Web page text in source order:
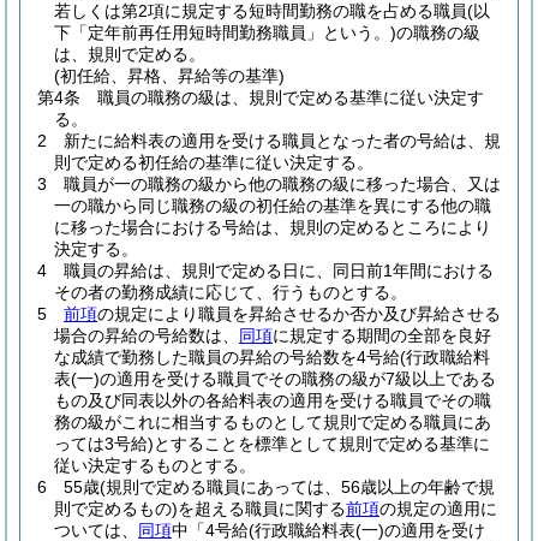
若しくは第2項に規定する短時間勤務の職を占める職員(以
下「定年前再任用短時間勤務職員」という。)の職務の級
は、規則で定める。
(初任給、昇格、昇給等の基準)
第4条
職員の職務の級は、規則で定める基準に従い決定す
る。
2
新たに給料表の適用を受ける職員となった者の号給は、規
則で定める初任給の基準に従い決定する。
3
職員が一の職務の級から他の職務の級に移った場合、又は
一の職から同じ職務の級の初任給の基準を異にする他の職
に移った場合における号給は、規則の定めるところにより
決定する。
4
職員の昇給は、規則で定める日に、同日前1年間における
その者の勤務成績に応じて、行うものとする。
5
前項の規定により職員を昇給させるか否か及び昇給させる
場合の昇給の号給数は、 同項に規定する期間の全部を良好
な成績で勤務した職員の昇給の号給数を4号給(行政職給料
表(一)の適用を受ける職員でその職務の級が7級以上である
もの及び同表以外の各給料表の適用を受ける職員でその職
務の級がこれに相当するものとして規則で定める職員にあ
っては3号給)とすることを標準として規則で定める基準に
従い決定するものとする。
6
55歳(規則で定める職員にあっては、56歳以上の年齢で規
則で定めるもの)を超える職員に関する前項の規定の適用に
ついては、 同項中「4号給(行政職給料表(一)の適用を受け